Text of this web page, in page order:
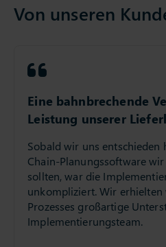
Von unseren
Eine bahnbrechende
Leistung unserer
Sobald wir uns entschieden
Chain-Planungssoftware
sollten, war die
unkompliziert. Wir erhielten
Prozesses großartige
Implementierungsteam.